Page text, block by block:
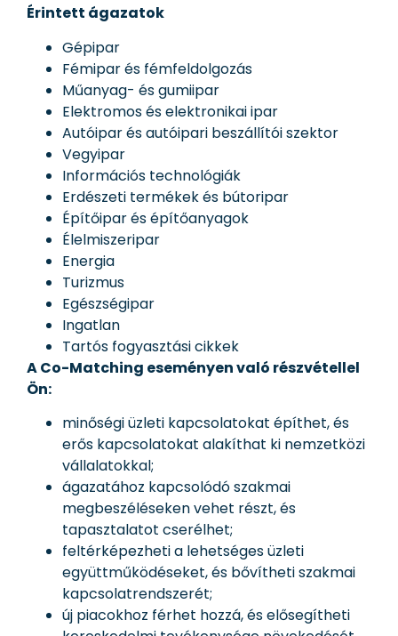
Érintett ágazatok
Gépipar
Fémipar és fémfeldolgozás
Műanyag- és gumiipar
Elektromos és elektronikai ipar
Autóipar és autóipari beszállítói szektor
Vegyipar
Információs technológiák
Erdészeti termékek és bútoripar
Építőipar és építőanyagok
Élelmiszeripar
Energia
Turizmus
Egészségipar
Ingatlan
Tartós fogyasztási cikkek
A Co-Matching eseményen való részvétellel
Ön:
minőségi üzleti kapcsolatokat építhet, és
erős kapcsolatokat alakíthat ki nemzetközi
vállalatokkal;
ágazatához kapcsolódó szakmai
megbeszéléseken vehet részt, és
tapasztalatot cserélhet;
feltérképezheti a lehetséges üzleti
együttműködéseket, és bővítheti szakmai
kapcsolatrendszerét;
új piacokhoz férhet hozzá, és elősegítheti